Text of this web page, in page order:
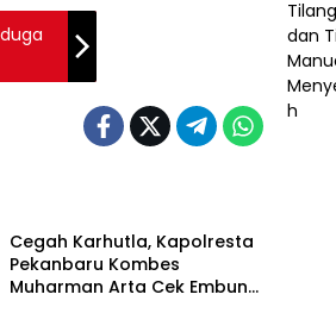
Cegah Karhutla, Kapolresta
Pekanbaru Kombes
Muharman Arta Cek Embung
POLRI